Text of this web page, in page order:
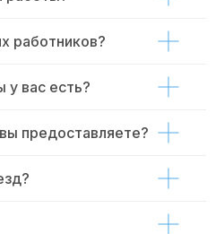
работников?
у вас есть?
предоставляете?